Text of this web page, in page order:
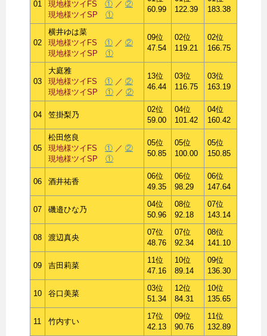
01 現地様ツイFS ① ／ ②
現地様ツイSP ①
60.99
122.39
183.38
02
横井ゆは菜
現地様ツイFS ① ／ ②
現地様ツイSP ①
09位
47.54
02位
119.21
02位
166.75
03
大庭雅
現地様ツイFS ① ／ ②
現地様ツイSP ① ／ ②
13位
46.44
03位
116.75
03位
163.19
04 笠掛梨乃
02位
59.00
04位
101.42
04位
160.42
05
松田悠良
現地様ツイFS ① ／ ②
現地様ツイSP ①
05位
50.85
05位
100.00
05位
150.85
06 酒井祐香
06位
49.35
06位
98.29
06位
147.64
07 磯邉ひな乃
04位
50.96
08位
92.18
07位
143.14
08 渡辺真央
07位
48.76
07位
92.34
08位
141.10
09 吉田莉菜
11位
47.16
10位
89.14
09位
136.30
10 谷口美菜
03位
51.34
12位
84.31
10位
135.65
11 竹内すい
17位
42.13
09位
90.76
11位
132.89